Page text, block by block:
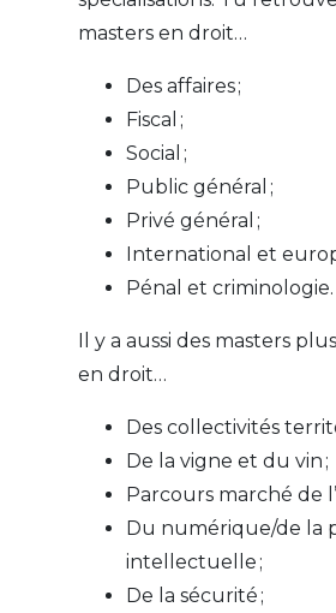
masters en droit…
Des affaires ;
Fiscal ;
Social ;
Public général ;
Privé général ;
International et
Pénal et criminologie.
Il y a aussi des masters
en droit…
Des collectivités
De la vigne et du vin ;
Parcours marché de
Du numérique/de la
intellectuelle ;
De la sécurité ;